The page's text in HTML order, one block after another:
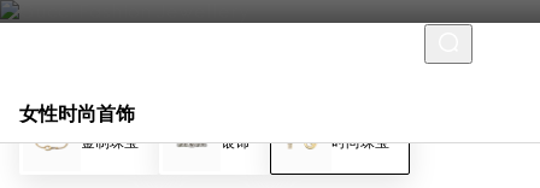
女性时尚首饰
金制珠宝 银饰 时尚珠宝